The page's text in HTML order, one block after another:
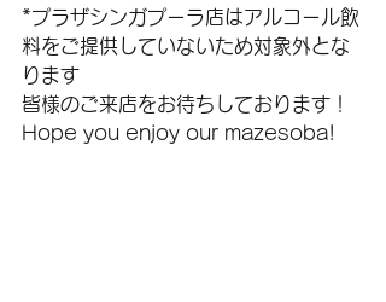
*プラザシンガプーラ店はアルコール飲
料をご提供していないため対象外とな
ります
皆様のご来店をお待ちしております！
Hope you enjoy our mazesoba!